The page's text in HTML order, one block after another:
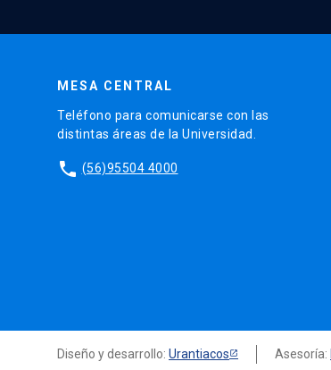
MESA CENTRAL
Teléfono para comunicarse con las
distintas áreas de la Universidad.
phone (56)95504 4000
Diseño y desarrollo: Urantiacos Asesoría: